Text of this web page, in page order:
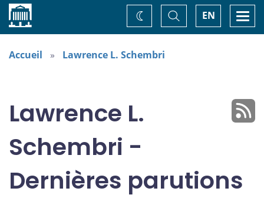
Accueil EN
Basculer
la
recherche
Changez
de
thème
Accueil Lawrence L. Schembri
Lawrence L.
Schembri -
Dernières parutions